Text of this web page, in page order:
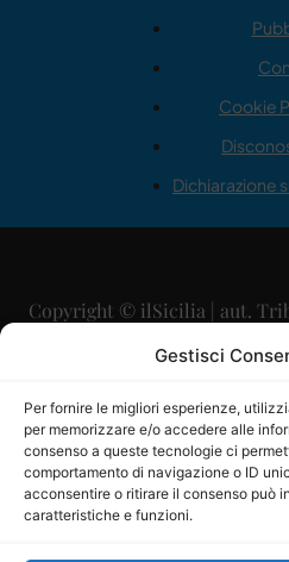
Gestisci
Per fornire le migliori esperienze,
per memorizzare e/o accedere alle
consenso a queste tecnologie ci
comportamento di navigazione o ID
acconsentire o ritirare il consenso può
caratteristiche e funzioni.
Cookie
Dichiarazione
Copyright © ilSicilia | aut.
29/09/
Direttore Editoriale:
Direttore